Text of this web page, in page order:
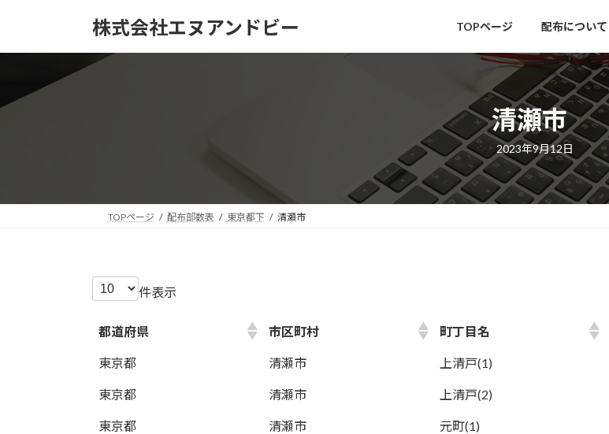
へ
ョ
株式会社エヌアンドビー TOPページ 配布について
清瀬市
最
終
更
新
日
時
2023年9月12日
TOPページ 配布部数表 東京都下 清瀬市
件表示
都道府県 市区町村 町丁目名
東京都 清瀬市 上清戸(1)
東京都 清瀬市 上清戸(2)
東京都 清瀬市 元町(1)